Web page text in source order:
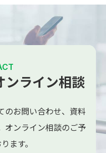
ンライン相談
お問い合わせ、 資料
オンライン相談のご予
ます。